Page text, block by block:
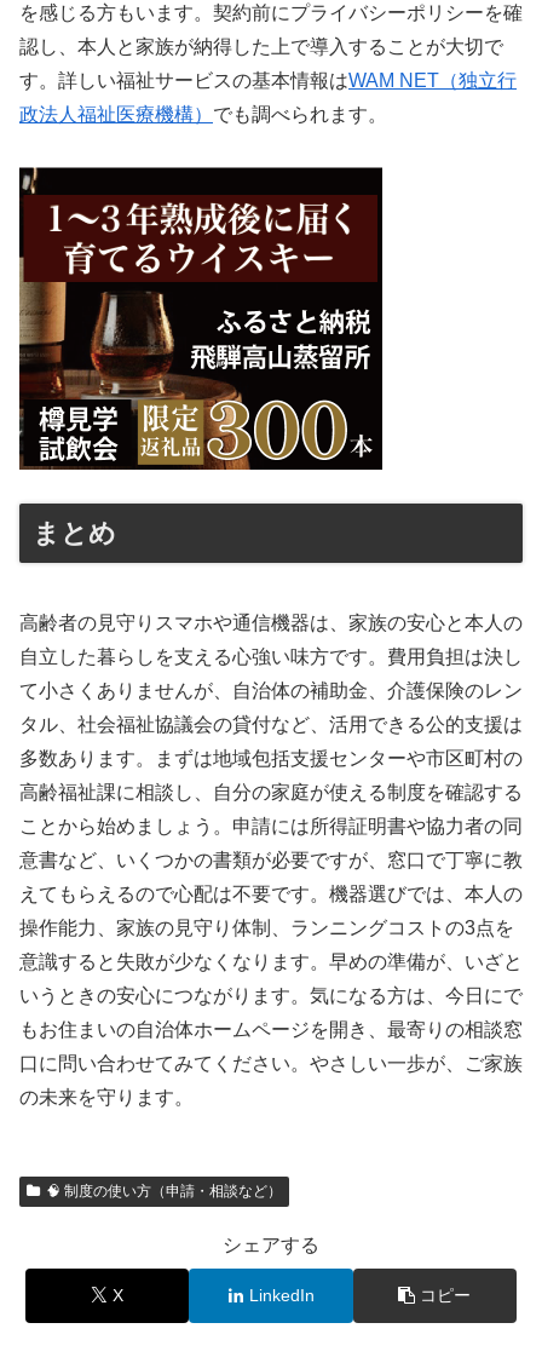
を感じる方もいます。契約前にプライバシーポリシーを確
認し、本人と家族が納得した上で導入することが大切で
す。詳しい福祉サービスの基本情報はWAM NET（独立行
政法人福祉医療機構） でも調べられます。
まとめ
高齢者の見守りスマホや通信機器は、家族の安心と本人の
自立した暮らしを支える心強い味方です。費用負担は決し
て小さくありませんが、自治体の補助金、介護保険のレン
タル、社会福祉協議会の貸付など、活用できる公的支援は
多数あります。まずは地域包括支援センターや市区町村の
高齢福祉課に相談し、自分の家庭が使える制度を確認する
ことから始めましょう。申請には所得証明書や協力者の同
意書など、いくつかの書類が必要ですが、窓口で丁寧に教
えてもらえるので心配は不要です。機器選びでは、本人の
操作能力、家族の見守り体制、ランニングコストの3点を
意識すると失敗が少なくなります。早めの準備が、いざと
いうときの安心につながります。気になる方は、今日にで
もお住まいの自治体ホームページを開き、最寄りの相談窓
口に問い合わせてみてください。やさしい一歩が、ご家族
の未来を守ります。
🧠 制度の使い方（申請・相談など）
シェアする
X LinkedIn コピー